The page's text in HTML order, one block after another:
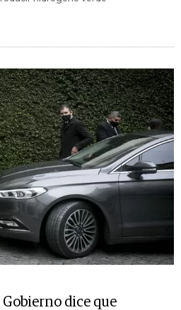
dice que